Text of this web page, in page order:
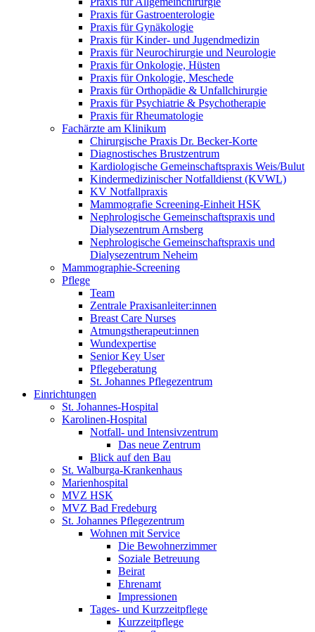
Praxis für Gastroenterologie
Praxis für Gynäkologie
Praxis für Kinder- und Jugendmedizin
Praxis für Neurochirurgie und Neurologie
Praxis für Onkologie, Hüsten
Praxis für Onkologie, Meschede
Praxis für Orthopädie & Unfallchirurgie
Praxis für Psychiatrie & Psychotherapie
Praxis für Rheumatologie
Fachärzte am Klinikum
Chirurgische Praxis Dr. Becker-Korte
Diagnostisches Brustzentrum
Kardiologische Gemeinschaftspraxis Weis/Bulut
Kindermedizinischer Notfalldienst (KVWL)
KV Notfallpraxis
Mammografie Screening-Einheit HSK
Nephrologische Gemeinschaftspraxis und
Dialysezentrum Arnsberg
Nephrologische Gemeinschaftspraxis und
Dialysezentrum Neheim
Mammographie-Screening
Pflege
Team
Zentrale Praxisanleiter:innen
Breast Care Nurses
Atmungstherapeut:innen
Wundexpertise
Senior Key User
Pflegeberatung
St. Johannes Pflegezentrum
Einrichtungen
St. Johannes-Hospital
Karolinen-Hospital
Notfall- und Intensivzentrum
Das neue Zentrum
Blick auf den Bau
St. Walburga-Krankenhaus
Marienhospital
MVZ HSK
MVZ Bad Fredeburg
St. Johannes Pflegezentrum
Wohnen mit Service
Die Bewohnerzimmer
Soziale Betreuung
Beirat
Ehrenamt
Impressionen
Tages- und Kurzzeitpflege
Kurzzeitpflege